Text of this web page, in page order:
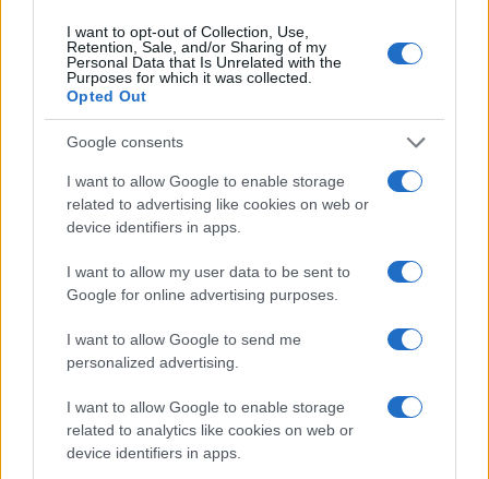
I want to opt-out of Collection, Use,
Retention, Sale, and/or Sharing of my
Personal Data that Is Unrelated with the
Purposes for which it was collected.
Opted Out
Google consents
I want to allow Google to enable storage
related to advertising like cookies on web or
device identifiers in apps.
I want to allow my user data to be sent to
Google for online advertising purposes.
I want to allow Google to send me
personalized advertising.
I want to allow Google to enable storage
related to analytics like cookies on web or
device identifiers in apps.
POVEZANO
Show
Marko Gačić priznao da je
prevario Gogu: Zaljubio sam se!
Ona treba da se odseli od mojih
roditelja